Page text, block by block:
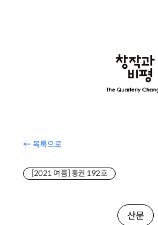
← 목록으로
[2021 여름] 통권 192호
산문